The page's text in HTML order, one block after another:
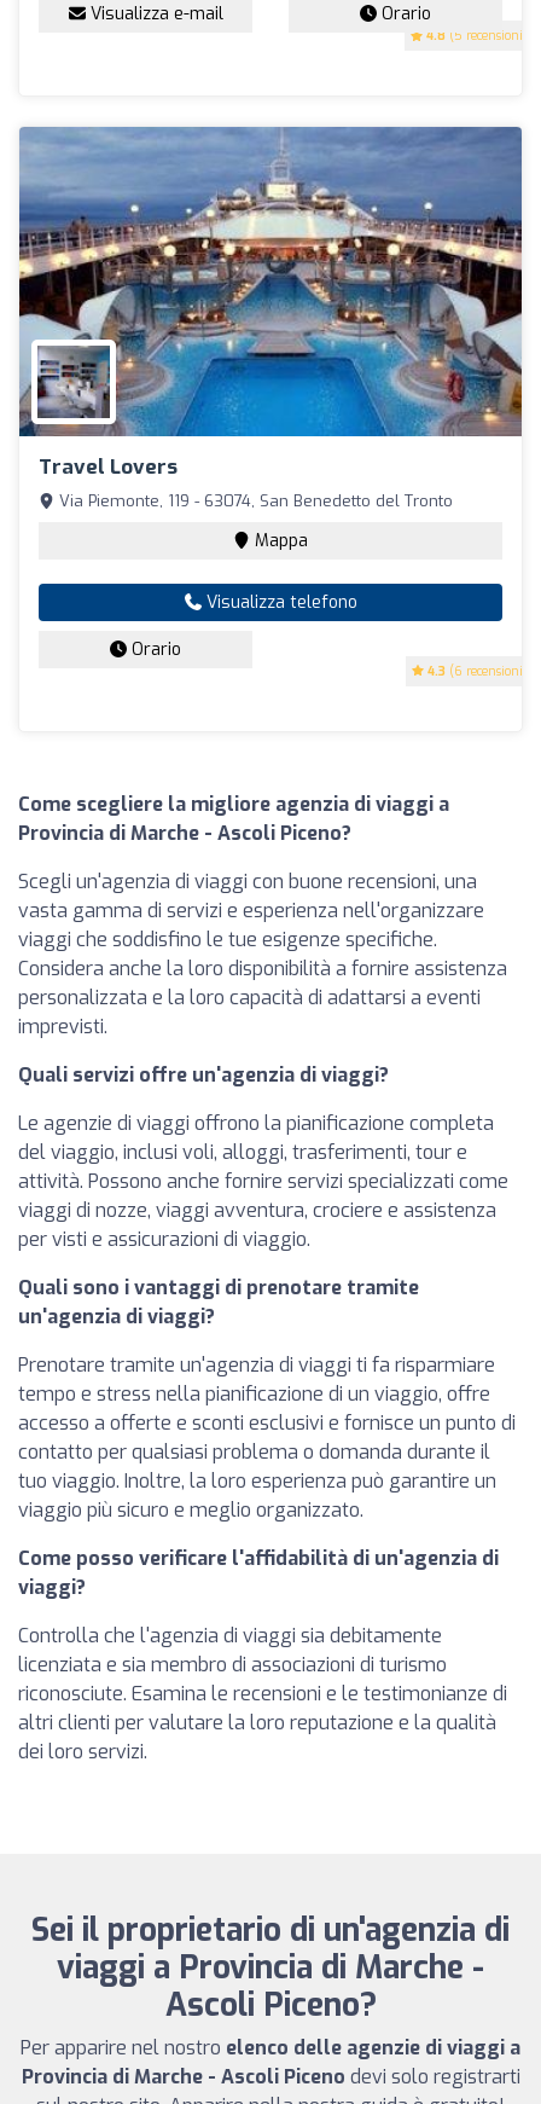
4.8 (5 recensioni)
Visualizza e-mail Orario
Travel Lovers
4.3 (6 recensioni)
Via Piemonte, 119 - 63074, San Benedetto del Tronto
Mappa
Visualizza telefono
Orario
Come scegliere la migliore agenzia di viaggi a
Provincia di Marche - Ascoli Piceno?
Scegli un'agenzia di viaggi con buone recensioni, una
vasta gamma di servizi e esperienza nell'organizzare
viaggi che soddisfino le tue esigenze specifiche.
Considera anche la loro disponibilità a fornire assistenza
personalizzata e la loro capacità di adattarsi a eventi
imprevisti.
Quali servizi offre un'agenzia di viaggi?
Le agenzie di viaggi offrono la pianificazione completa
del viaggio, inclusi voli, alloggi, trasferimenti, tour e
attività. Possono anche fornire servizi specializzati come
viaggi di nozze, viaggi avventura, crociere e assistenza
per visti e assicurazioni di viaggio.
Quali sono i vantaggi di prenotare tramite
un'agenzia di viaggi?
Prenotare tramite un'agenzia di viaggi ti fa risparmiare
tempo e stress nella pianificazione di un viaggio, offre
accesso a offerte e sconti esclusivi e fornisce un punto di
contatto per qualsiasi problema o domanda durante il
tuo viaggio. Inoltre, la loro esperienza può garantire un
viaggio più sicuro e meglio organizzato.
Come posso verificare l'affidabilità di un'agenzia di
viaggi?
Controlla che l'agenzia di viaggi sia debitamente
licenziata e sia membro di associazioni di turismo
riconosciute. Esamina le recensioni e le testimonianze di
altri clienti per valutare la loro reputazione e la qualità
dei loro servizi.
Sei il proprietario di un'agenzia di
viaggi a Provincia di Marche -
Ascoli Piceno?
Per apparire nel nostro elenco delle agenzie di viaggi a
Provincia di Marche - Ascoli Piceno devi solo registrarti